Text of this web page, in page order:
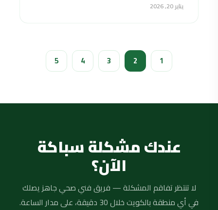
يناير 20, 2026
1
2
3
4
5
عندك مشكلة سباكة
الآن؟
لا تنتظر تفاقم المشكلة — فريق فني صحي جاهز يصلك
في أي منطقة بالكويت خلال 30 دقيقة، على مدار الساعة.